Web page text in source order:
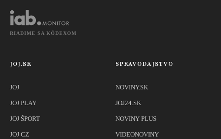
RIADIME SA KÓDEXOM
JOJ.SK
JOJ
JOJ PLAY
JOJ ŠPORT
JOJ CZ
SPRAVODAJSTVO
NOVINY.SK
JOJ24.SK
NOVINY PLUS
VIDEONOVINY